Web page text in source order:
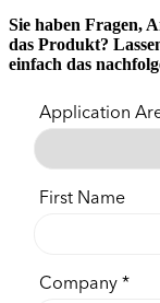
Sie haben Fragen,
das Produkt?
einfach das